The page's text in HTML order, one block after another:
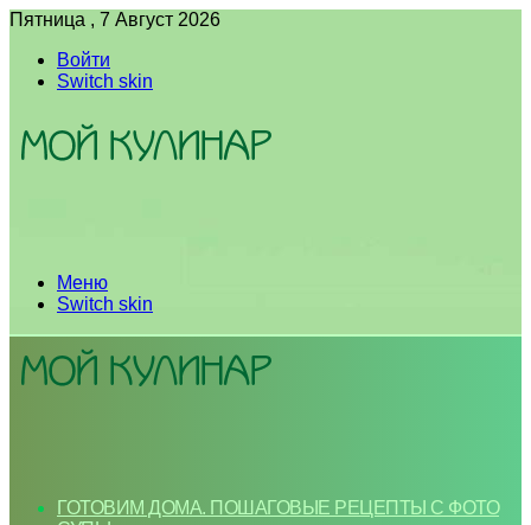
Пятница , 7 Август 2026
Войти
Switch skin
Меню
Switch skin
ГОТОВИМ ДОМА. ПОШАГОВЫЕ РЕЦЕПТЫ С ФОТО